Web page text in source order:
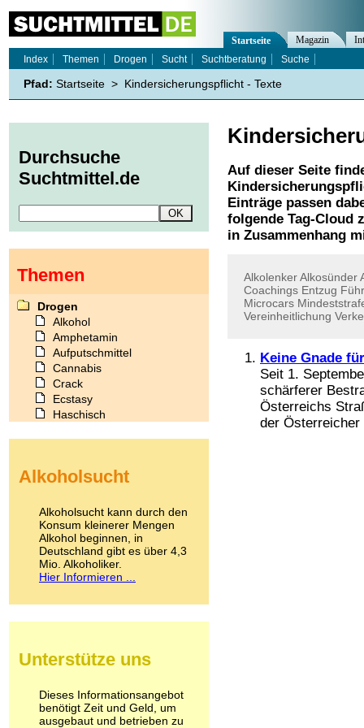
Auf dieser Seite
Einträge passen
folgende Tag-Cloud
in Zusammenhang
AlkolenkerAlkosünder
Coachings Entzug
Microcars
Vereinheitlichung
Keine Gnade
Seit 1.
schärferer
Österreichs
der Österreicher
Startseite Magazin
Index
Themen Drogen Sucht Suchtberatung Suche
Pfad: Startseite > Kindersicherungspflicht - Texte
Durchsuche
Suchtmittel.de
Themen
Drogen
Alkohol
Amphetamin
Aufputschmittel
Cannabis
Crack
Ecstasy
Haschisch
Kokain
LSD
Marihuana
Medikamente
Meskalin
Metamphetamin
Methadon
Pilze
Psychopharmaka
Schlafmittel
Schmerzmittel
Alkoholsucht
Alkoholsucht kann durch den
Konsum kleinerer Mengen
Alkohol beginnen, in
Deutschland gibt es über 4,3
Mio. Alkoholiker.
Hier Informieren ...
Unterstütze uns
Dieses Informationsangebot
benötigt Zeit und Geld, um
ausgebaut und betrieben zu